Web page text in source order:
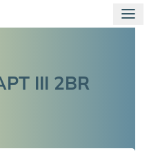
III 2BR